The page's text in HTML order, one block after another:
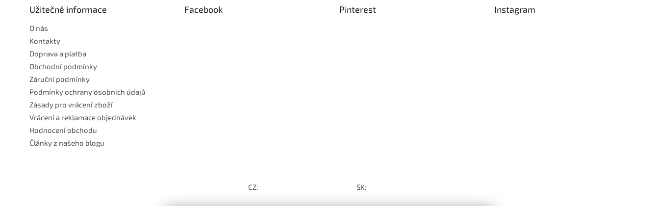
Užitečné informace
O nás
Kontakty
Doprava a platba
Obchodní podmínky
Záruční podmínky
Podmínky ochrany osobních údajů
Zásady pro vrácení zboží
Vrácení a reklamace objednávek
Hodnocení obchodu
Články z našeho blogu
Facebook Pinterest Instagram
CZ: SK: